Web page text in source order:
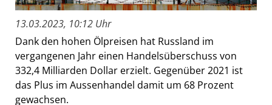
13.03.2023, 10:12 Uhr
Dank den hohen Ölpreisen hat Russland im
vergangenen Jahr einen Handelsüberschuss von
332,4 Milliarden Dollar erzielt. Gegenüber 2021 ist
das Plus im Aussenhandel damit um 68 Prozent
gewachsen.